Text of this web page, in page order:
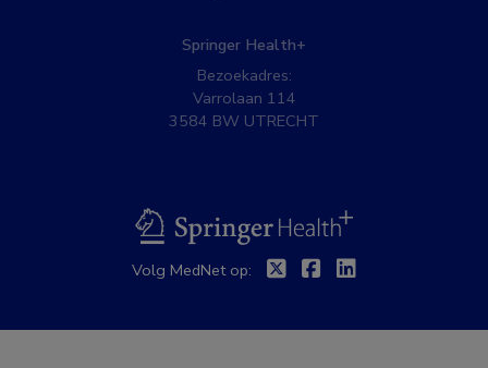
Springer Health+
Bezoekadres:
Varrolaan 114
3584 BW UTRECHT
BSL
Volg MedNet op: TwitterFacebook
Linkedin